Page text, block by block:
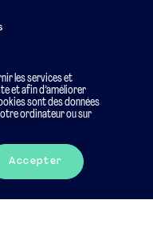
éthique
les services et
et afin d’améliorer
sont des données
ordinateur ou sur
Accepter